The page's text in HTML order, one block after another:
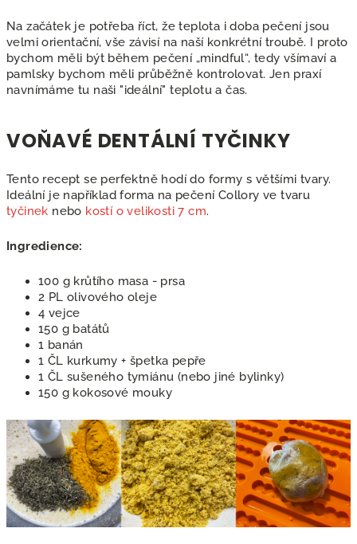
Na začátek je potřeba říct, že teplota i doba pečení jsou
velmi orientační, vše závisí na naší konkrétní troubě. I proto
bychom měli být během pečení „mindful“, tedy všímaví a
pamlsky bychom měli průběžně kontrolovat. Jen praxí
navnímáme tu naši "ideální" teplotu a čas.
VOŇAVÉ DENTÁLNÍ TYČINKY
Tento recept se perfektně hodí do formy s většími tvary.
Ideální je například forma na pečení Collory ve tvaru
tyčinek nebo kostí o velikosti 7 cm.
Ingredience:
100 g krůtího masa - prsa
2 PL olivového oleje
4 vejce
150 g batátů
1 banán
1 ČL kurkumy + špetka pepře
1 ČL sušeného tymiánu (nebo jiné bylinky)
150 g kokosové mouky